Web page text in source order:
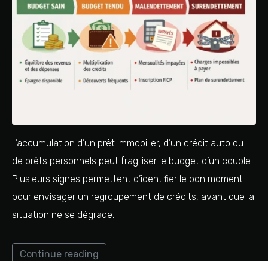
L’accumulation d’un prêt immobilier, d’un crédit auto ou
de prêts personnels peut fragiliser le budget d’un couple.
Plusieurs signes permettent d’identifier le bon moment
pour envisager un regroupement de crédits, avant que la
situation ne se dégrade.
Continue reading